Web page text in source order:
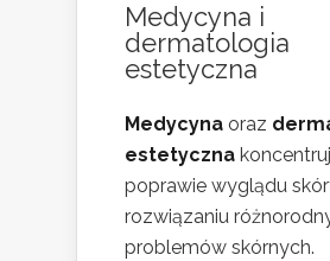
Medycyna i
dermatologia
estetyczna
Medycyna oraz
estetyczna
poprawie wyglądu
rozwiązaniu
problemów skórnych.